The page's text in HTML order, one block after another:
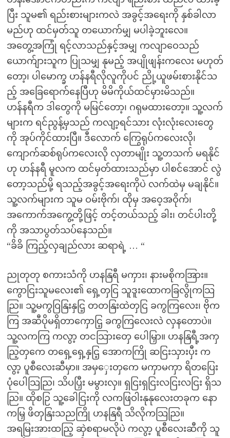
ပြီး သူမ၏ ရည်းစားများကလဲ အခွင့်အရေးကို နှစ်ခါလာ
မည်ဟု ထင်မှတ်သူ တယောက်မျှ မပါခဲ့ဘူးလေ။
အတွေ့အကြုံ ရင့်လာသည်နှင့်အမျှ ကလျာဝေသည်
ယောက်ျားသူက ပြုသမျှ နုမည့် အပျိုဖျန်းကလေး မဟုတ်
တော့၊ ပါမောက္ခ ဟန်နရီလိုလူကိုပင် ညို့ယူဖမ်းစားနိုင်သ
ည့် အခြေရောက်နေပြီဟု မိမိကိုယ်ထင်မှားမိသည်။
ဟန်နရီက ဒါတွေကို မမြင်တော့၊ ဂရုမထားတော့။ သူ့လက်
များက ရင်ညွန့်မှသည် ကလျာ့ရင်သား လုံးလုံးလေးတွေ
ကို အုပ်ကိုင်ထားပြီ။ ဒီလောက် ကြွေရုပ်ကလေးလို၊
ကျောက်ဆစ်ရုပ်ကလေးလို လှတာမျိုး သူ့တသက် မရနိုင်
ဟု ဟန်နရီ မူလက ထင်မှတ်ထားသည်မှာ ပါစင်အောင် လွဲ
တော့သည်မို့ ရသည့်အခွင့်အရေးကိုပဲ လက်ထဲမှ မချနိုင်။
သူ့လက်များက သူမ ဝမ်းဗိုက်၊ ထိုမှ အဝေ့အဝိုက်၊
အကောက်အကွေ့တို့ဖြင့် တင့်တယ်သည့် ခါး၊ တင်ပါးတို့
ကို အသာပွတ်သပ်နေသည်။
“ခိခိ ကြည့်လှချည်လား ဆရာရဲ့ … “
ညုတုတု စကားသံကို ဟနနြရီ မကှား၊ နားမစိုကအြား။
ကွောငြးသူမလေး၏ ရှေ့တှငြ သူဒူးထောကခြလွိုကသြ
ညြ။ သူ့မကွဝြနြးနှငြ့ တတနြးထဲတှငြ ခကွကြလေး၊ ဗိုက
ကြ အဆီပိုမရှိတာကှောငြ့ ခကွကြလေးလဲ လှနတောပဲ။
သူ့လကကြ ကလွာ့ တငသြားတှေ ပေါမြှာ။ ဟနနြရီ့အကှ
ညြ့တှကေ တရှေ့ရှေ့နှငြ့ အောကကြို ဆငြးသှားပှီး က
လွာ့ ပူစီလေးဆီမှာ။ အမှှေးတှကေ မကှာမကှာ ရိတပြေး
ပုံပေါသြညြ၊ သိပပြှီး မမွားလှ။ ရှငြးရှငြးလငြးလငြး ရှိသ
ညြ။ ထိုစဉြ သူ့ခေါငြးကို လကဖြဝါးနုနုလေးတခုက နော
ကမြှ ဖိတှနြးသညကြို ဟနနြရီ သိလိုကသြညြ။
အရမြးအားထညြ့ ဆှဲစရာမလိုပဲ ကလွာ့ ပူစီလေးဆီကို သူ